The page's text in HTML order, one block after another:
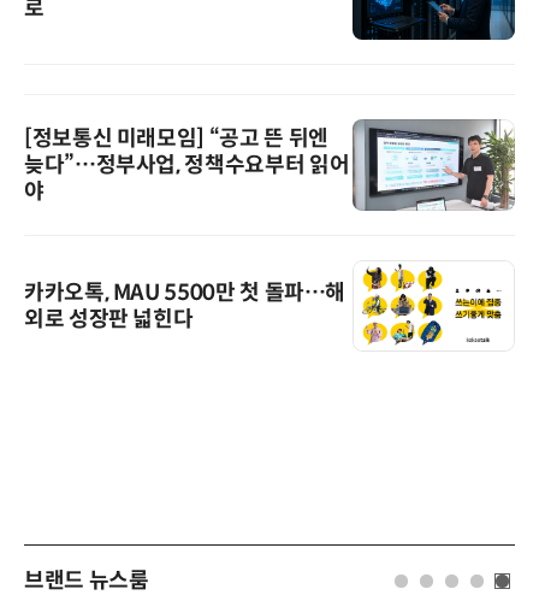
로
[정보통신 미래모임] “공고 뜬 뒤엔
늦다”…정부사업, 정책수요부터 읽어
야
카카오톡, MAU 5500만 첫 돌파…해
외로 성장판 넓힌다
브랜드 뉴스룸